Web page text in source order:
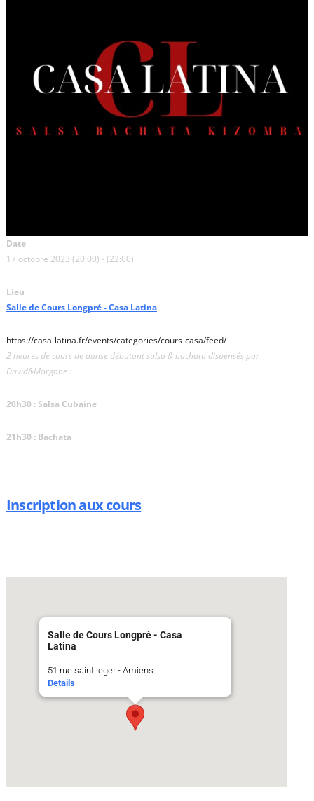
Date
17 octobre 2023 (20:00) - (22:00)
Lieu
Salle de Cours Longpré - Casa Latina
https://casa-latina.fr/events/categories/cours-casa/feed/
2 heures de cours de danse débutant salsa & bachata dispensés par
David&Morgane :
20h30 : Salsa Cubaine
21h30 : Bachata
Inscription aux cours
Salle de Cours Longpré - Casa
Latina
51 rue saint leger - Amiens
Details